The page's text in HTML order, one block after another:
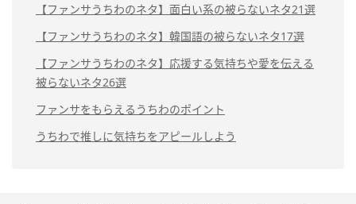
【ファンサうちわのネタ】面白い系の被らないネタ21選
【ファンサうちわのネタ】韓国語の被らないネタ17選
【ファンサうちわのネタ】応援する気持ちや愛を伝える
被らないネタ26選
ファンサをもらえるうちわのポイント
うちわで推しに気持ちをアピールしよう